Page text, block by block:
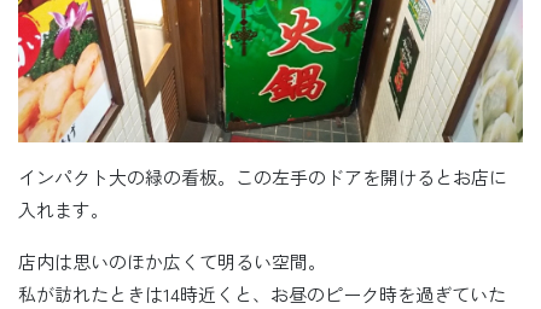
インパクト大の緑の看板。この左手のドアを開けるとお店に
入れます。
店内は思いのほか広くて明るい空間。
私が訪れたときは14時近くと、お昼のピーク時を過ぎていた